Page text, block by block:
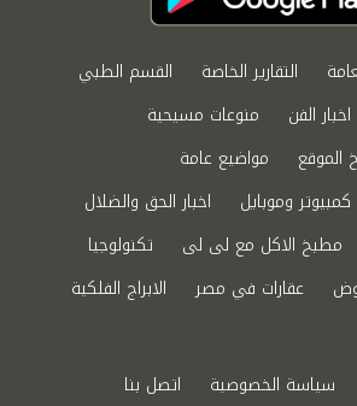
التقارير الخاصة
القسم الطبي
اخبار الفن
منوعات مسيحية
الموقع
مواضيع عامة
كمبيوتر وموبايل
اخبار الحق والضلال
مطبخ الاكل مع لى لى
تكنولوجيا
عقارات في مصر
الابراج الفلكية
سياسة الخصوصية اتصل بنا